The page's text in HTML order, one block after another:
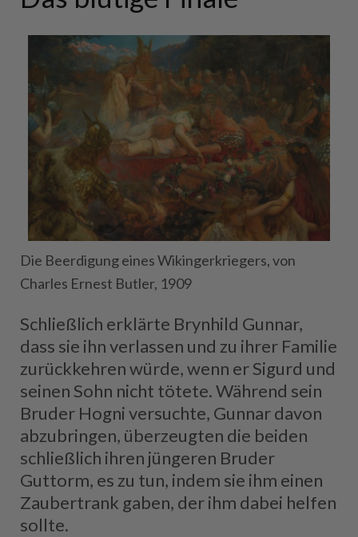
Die Beerdigung eines Wikingerkriegers, von
Charles Ernest Butler, 1909
Schließlich erklärte Brynhild Gunnar,
dass sie ihn verlassen und zu ihrer Familie
zurückkehren würde, wenn er Sigurd und
seinen Sohn nicht tötete. Während sein
Bruder Hogni versuchte, Gunnar davon
abzubringen, überzeugten die beiden
schließlich ihren jüngeren Bruder
Guttorm, es zu tun, indem sie ihm einen
Zaubertrank gaben, der ihm dabei helfen
sollte.